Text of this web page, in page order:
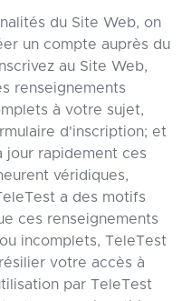
du Site Web, on
un compte auprès du
au Site Web,
renseignements
à votre sujet,
d'inscription; et
jour rapidement ces
véridiques,
a des motifs
ces renseignements
incomplets, TeleTest
votre accès à
par TeleTest